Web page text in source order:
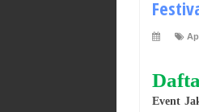
Event